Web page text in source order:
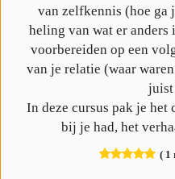
van zelfkennis (hoe ga
heling van wat er anders
voorbereiden op een
van je relatie (waar
juist
In deze cursus pak je
bij je had, het
( 1